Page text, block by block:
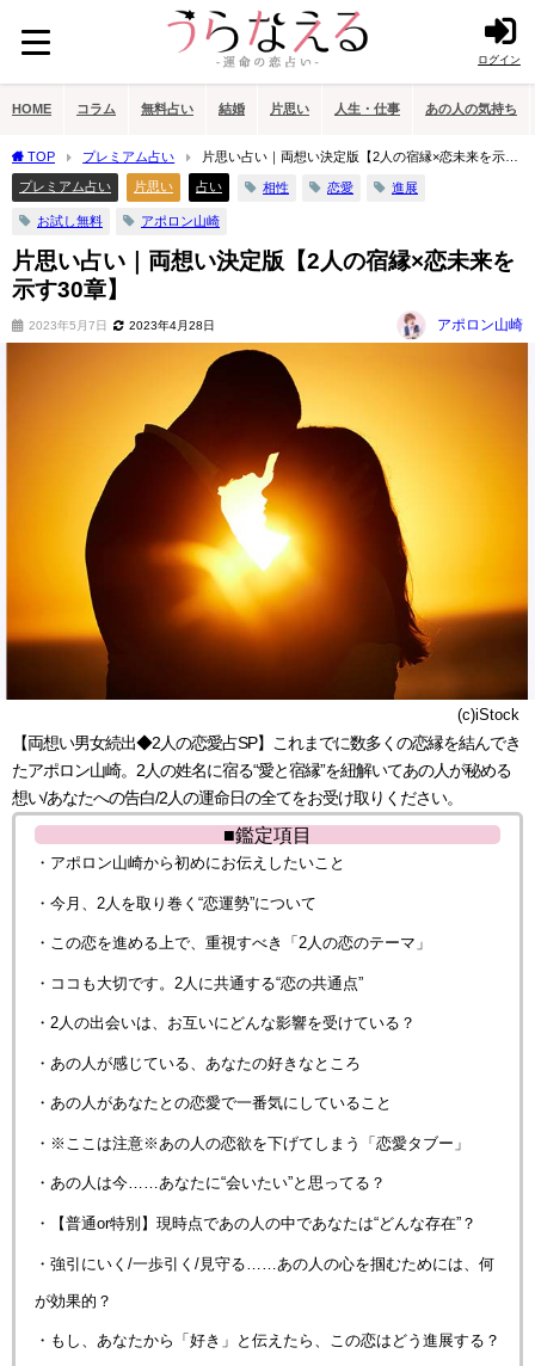
ログイン
HOME コラム 無料占い 結婚 片思い 人生・仕事 あの人の気持ち
TOP プレミアム占い
片思い占い｜両想い決定版【2人の宿縁×恋未来を示す
30章】
プレミアム占い 片思い 占い 相性 恋愛 進展
お試し無料 アポロン山崎
片思い占い｜両想い決定版【2人の宿縁×恋未来を
示す30章】
2023年5月7日 2023年4月28日 アポロン山崎
(c)iStock
【両想い男女続出◆2人の恋愛占SP】これまでに数多くの恋縁を結んでき
たアポロン山崎。2人の姓名に宿る“愛と宿縁”を紐解いてあの人が秘める
想い/あなたへの告白/2人の運命日の全てをお受け取りください。
■鑑定項目
・アポロン山崎から初めにお伝えしたいこと
・今月、2人を取り巻く“恋運勢”について
・この恋を進める上で、重視すべき「2人の恋のテーマ」
・ココも大切です。2人に共通する“恋の共通点”
・2人の出会いは、お互いにどんな影響を受けている？
・あの人が感じている、あなたの好きなところ
・あの人があなたとの恋愛で一番気にしていること
・※ここは注意※あの人の恋欲を下げてしまう「恋愛タブー」
・あの人は今……あなたに“会いたい”と思ってる？
・【普通or特別】現時点であの人の中であなたは“どんな存在”？
・強引にいく/一歩引く/見守る……あの人の心を掴むためには、何
が効果的？
・もし、あなたから「好き」と伝えたら、この恋はどう進展する？